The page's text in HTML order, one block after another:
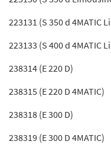
223131 (S 350 d 4MATIC
223133 (S 400 d 4MATIC
238314 (E 220 D)
238315 (E 220 D 4MATIC)
238318 (E 300 D)
238319 (E 300 D 4MATIC)